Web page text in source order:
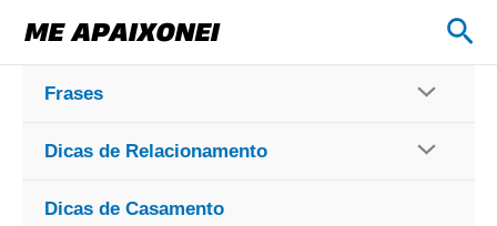
para
conteúdo
Frases
Dicas de Relacionamento
Dicas de Casamento